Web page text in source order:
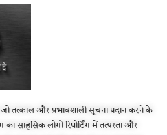
तत्काल और प्रभावशाली सूचना प्रदान करने के
साहसिक लोगो रिपोर्टिंग में तत्परता और